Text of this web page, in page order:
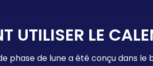
UTILISER LE
phase de lune a été conçu dans